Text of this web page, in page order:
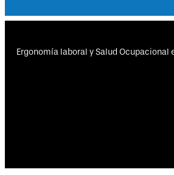
Ergonomía laboral y Salud Ocupacional